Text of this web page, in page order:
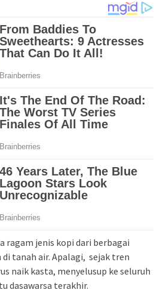
ragam jenis kopi dari berbagai
tanah air. Apalagi, sejak tren
naik kasta, menyelusup ke seluruh
dasawarsa terakhir.